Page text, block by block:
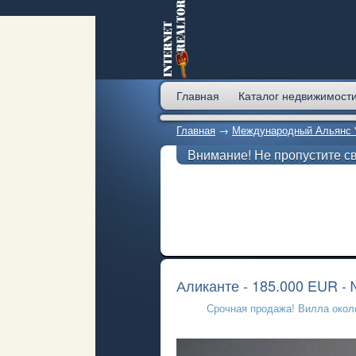
Главная Каталог
Главная → Международный Альянс
Внимание! Не пропустите
Аликанте - 185.000 EUR
Срочная продажа! Вилла